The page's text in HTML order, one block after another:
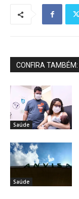
CONFIRA TAMBÉM:
Saúde
Saúde